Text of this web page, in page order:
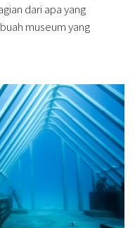
dari apa yang
museum yang